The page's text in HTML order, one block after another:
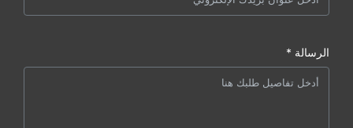
الرسالة *